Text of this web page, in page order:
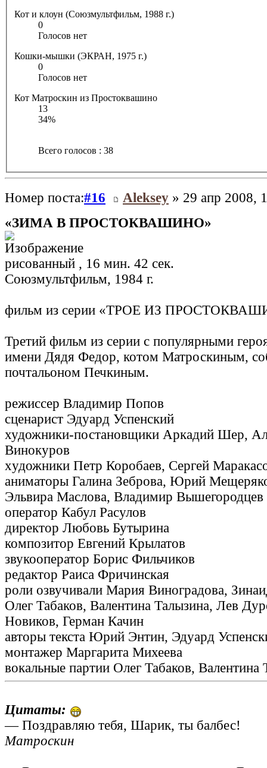
Кот и клоун (Союзмультфильм, 1988 г.)
0
Голосов нет
Кошки-мышки (ЭКРАН, 1975 г.)
0
Голосов нет
Кот Матроскин из Простоквашино
13
34%
Всего голосов : 38
Номер поста:#16 Aleksey » 29 апр 2008,
«ЗИМА В ПРОСТОКВАШИНО»
рисованный , 16 мин. 42 сек.
Союзмультфильм, 1984 г.
фильм из серии «ТРОЕ ИЗ
Третий фильм из серии с популярными
имени Дядя Федор, котом Матроскиным,
почтальоном Печкиным.
режиссер Владимир Попов
сценарист Эдуард Успенский
художники-постановщики Аркадий Шер,
Винокуров
xудожники Петр Коробаев, Сергей
аниматоры Галина Зеброва, Юрий
Эльвира Маслова, Владимир Вышегородцев
оператор Кабул Расулов
директор Любовь Бутырина
композитор Евгений Крылатов
звукооператор Борис Фильчиков
редактор Раиса Фричинская
роли озвучивали Мария Виноградова,
Олег Табаков, Валентина Талызина, Лев
Новиков, Герман Качин
авторы текста Юрий Энтин, Эдуард
монтажер Маргарита Михеева
вокальные партии Олег Табаков, Валентина
Цитаты:
— Поздравляю тебя, Шарик, ты балбес!
Матроскин